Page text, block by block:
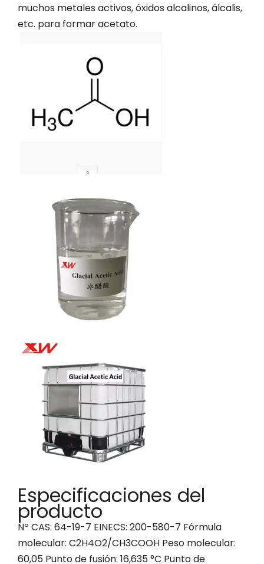
muchos metales activos, óxidos alcalinos, álcalis,
etc. para formar acetato.
Especificaciones del
producto
Nº CAS: 64-19-7 EINECS: 200-580-7 Fórmula
molecular: C2H4O2/CH3COOH Peso molecular:
60,05 Punto de fusión: 16,635 °C Punto de